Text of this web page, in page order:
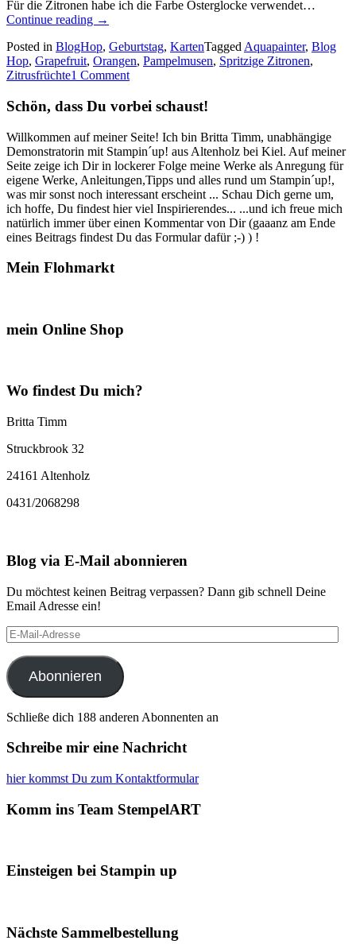
Für die Zitronen habe ich die Farbe Osterglocke verwendet…
Continue reading „Blog
Quer
durchs
Jahr:
Zitronen!
ein
paar
frühlingsfrische
Karten…“
→
Posted in BlogHop, Geburtstag, KartenTagged Aquapainter, Blog
Hop, Grapefruit, Orangen, Pampelmusen, Spritzige Zitronen,
Zitrusfrüchte1 Comment
Schön, dass Du vorbei schaust!
Willkommen auf meiner Seite! Ich bin Britta Timm, unabhängige
Demonstratorin mit Stampin´up! aus Altenholz bei Kiel. Auf meiner
Seite zeige ich Dir in lockerer Folge meine Werke als Anregung für
eigene Werke, Anleitungen,Tipps und alles rund um Stampin´up!,
was mir sonst noch interessant erscheint ... Schau Dich gerne um,
ich hoffe, Du findest hier viel Inspirierendes... ...und ich freue mich
natürlich immer über einen Kommentar von Dir (gaaanz am Ende
eines Beitrags findest Du das Formular dafür ;-) ) !
Mein Flohmarkt
mein Online Shop
Wo findest Du mich?
Britta Timm
Struckbrook 32
24161 Altenholz
0431/2068298
Blog via E-Mail abonnieren
Du möchtest keinen Beitrag verpassen? Dann gib schnell Deine
Email Adresse ein!
E-
Mail-
Adresse
Abonnieren
Schließe dich 188 anderen Abonnenten an
Schreibe mir eine Nachricht
hier kommst Du zum Kontaktformular
Komm ins Team StempelART
Einsteigen bei Stampin up
Nächste Sammelbestellung